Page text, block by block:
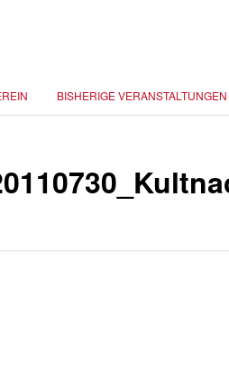
BISHERIGE VERANSTALTUNGEN